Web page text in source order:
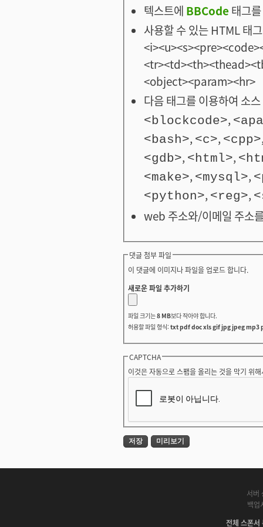
텍스트에 BBCode태그
사용할 수 있는 HTML
<object><param><hr>
다음 태그를 이용하여 소
<blockcode>,
<bash>, <c>, <cpp>
<gdb>, <html>,
<make>, <mysql>,
<python>, <reg>,
web 주소와/이메일 주소
댓글 첨부 파일
이 댓글에 이미지나 파일을 업로드 합니다.
새로운 파일 추가하기
파일 크기는8 MB보다 작아야 합니다.
허용할 파일 형식: txt pdf doc xls gif jpg jpeg mp3
CAPTCHA
이것은 자동으로 스팸을 올리는 것을 막기 위
서버
백업
전체 스폰서